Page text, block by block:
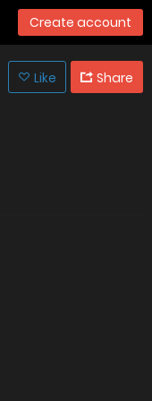
Create account
Like Share